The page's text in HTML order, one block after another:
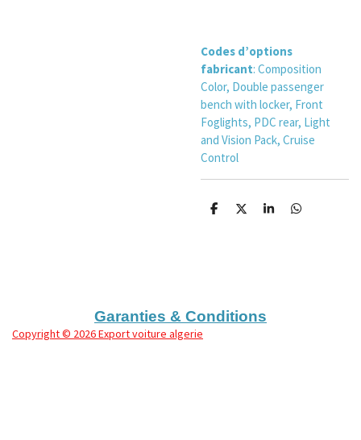
Codes d’options
fabricant: Composition
Color, Double passenger
bench with locker, Front
Foglights, PDC rear, Light
and Vision Pack, Cruise
Control
P
P
P
P
Garanties & Conditions
Copyright© 2026 Export voiture algerie